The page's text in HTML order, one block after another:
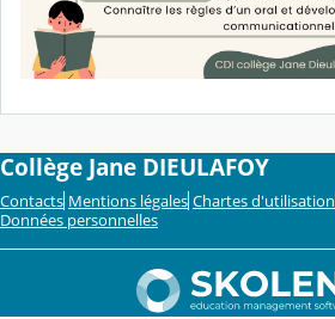
Collège Jane DIEULAFOY
Contacts Mentions légales Chartes d'utilisation
Données personnelles